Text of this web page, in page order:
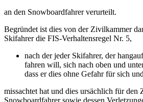
an den Snowboardfahrer verurteilt.
Begründet ist dies von der Zivilkammer
Skifahrer die FIS-Verhaltensregel Nr. 5,
nach der jeder Skifahrer, der
fahren will, sich nach oben und
dass er dies ohne Gefahr für sich
missachtet hat und dies ursächlich für den